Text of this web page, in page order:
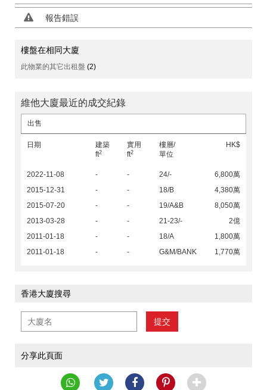
報告錯誤
樓盤在相同大廈
此物業的其它出租盤 (2)
維他大廈最近的成交紀錄
出售
日期
建築
ft2
實用
ft2
樓層/
單位
HK$
2022-11-08 - - 24/-
6,800萬
2015-12-31
- - 18/B
4,380萬
2015-07-20
- - 19/A&B
8,050萬
2013-03-28
- - 21-23/-
2億
2011-01-18
- - 18/A
1,800萬
2011-01-18
- - G&M/BANK 1,770萬
香港大廈搜尋
提交
分享此頁面